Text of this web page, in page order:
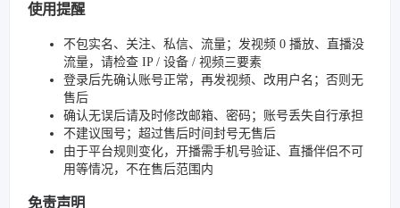
使用提醒
不包实名、关注、私信、流量；发视频 0 播放、直播没
流量，请检查 IP / 设备 / 视频三要素
登录后先确认账号正常，再发视频、改用户名；否则无
售后
确认无误后请及时修改邮箱、密码；账号丢失自行承担
不建议囤号；超过售后时间封号无售后
由于平台规则变化，开播需手机号验证、直播伴侣不可
用等情况，不在售后范围内
免责声明